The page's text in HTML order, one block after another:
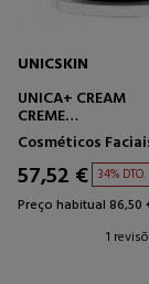
UNICSKIN
UNICA+ CREAM
CREME
Cosméticos
57,52 € 34% DTO.
Preço habitual 86,50
1